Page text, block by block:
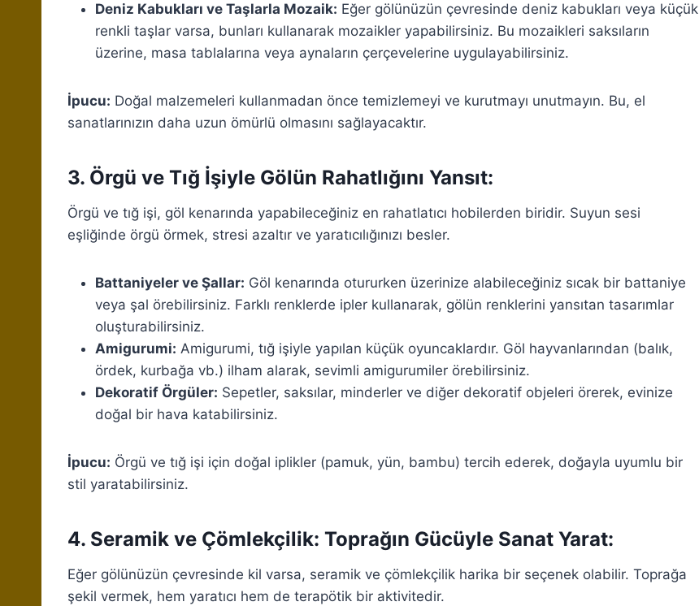
Deniz Kabukları ve Taşlarla Mozaik: Eğer gölünüzün çevresinde deniz kabukları veya küçük
renkli taşlar varsa, bunları kullanarak mozaikler yapabilirsiniz. Bu mozaikleri saksıların
üzerine, masa tablalarına veya aynaların çerçevelerine uygulayabilirsiniz.
İpucu: Doğal malzemeleri kullanmadan önce temizlemeyi ve kurutmayı unutmayın. Bu, el
sanatlarınızın daha uzun ömürlü olmasını sağlayacaktır.
3. Örgü ve Tığ İşiyle Gölün Rahatlığını Yansıt:
Örgü ve tığ işi, göl kenarında yapabileceğiniz en rahatlatıcı hobilerden biridir. Suyun sesi
eşliğinde örgü örmek, stresi azaltır ve yaratıcılığınızı besler.
Battaniyeler ve Şallar: Göl kenarında otururken üzerinize alabileceğiniz sıcak bir battaniye
veya şal örebilirsiniz. Farklı renklerde ipler kullanarak, gölün renklerini yansıtan tasarımlar
oluşturabilirsiniz.
Amigurumi: Amigurumi, tığ işiyle yapılan küçük oyuncaklardır. Göl hayvanlarından (balık,
ördek, kurbağa vb.) ilham alarak, sevimli amigurumiler örebilirsiniz.
Dekoratif Örgüler: Sepetler, saksılar, minderler ve diğer dekoratif objeleri örerek, evinize
doğal bir hava katabilirsiniz.
İpucu: Örgü ve tığ işi için doğal iplikler (pamuk, yün, bambu) tercih ederek, doğayla uyumlu bir
stil yaratabilirsiniz.
4. Seramik ve Çömlekçilik: Toprağın Gücüyle Sanat Yarat:
Eğer gölünüzün çevresinde kil varsa, seramik ve çömlekçilik harika bir seçenek olabilir. Toprağa
şekil vermek, hem yaratıcı hem de terapötik bir aktivitedir.